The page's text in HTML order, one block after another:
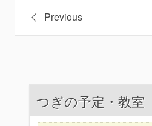
投
稿
ビ
Previous
つぎの予定・教室